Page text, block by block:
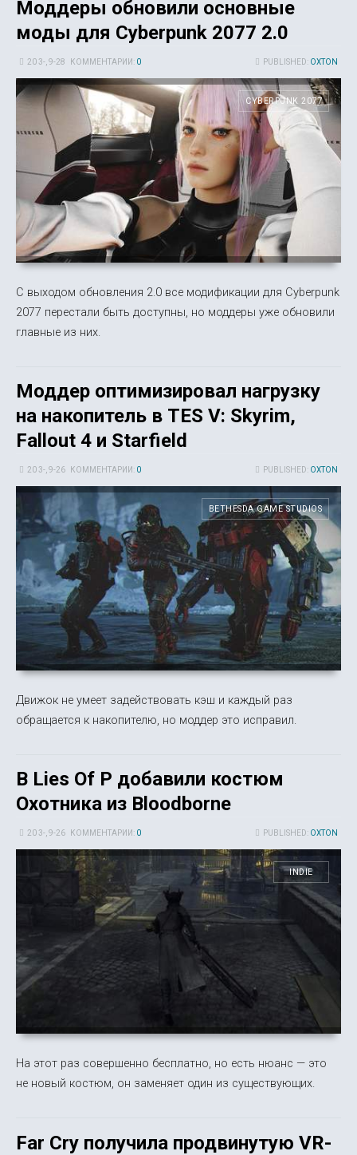
Моддеры обновили основные
моды для Cyberpunk 2077 2.0
PUBLISHED: OXTON
20 3-, 9-28 КОММЕНТАРИИ: 0
CYBERPUNK 2077
С выходом обновления 2.0 все модификации для Cyberpunk
2077 перестали быть доступны, но моддеры уже обновили
главные из них.
Моддер оптимизировал нагрузку
на накопитель в TES V: Skyrim,
Fallout 4 и Starfield
PUBLISHED: OXTON
20 3-, 9-26 КОММЕНТАРИИ: 0
BETHESDA GAME STUDIOS
Движок не умеет задействовать кэш и каждый раз
обращается к накопителю, но моддер это исправил.
В Lies Of P добавили костюм
Охотника из Bloodborne
PUBLISHED: OXTON
20 3-, 9-26 КОММЕНТАРИИ: 0
INDIE
На этот раз совершенно бесплатно, но есть нюанс — это
не новый костюм, он заменяет один из существующих.
Far Cry получила продвинутую VR-